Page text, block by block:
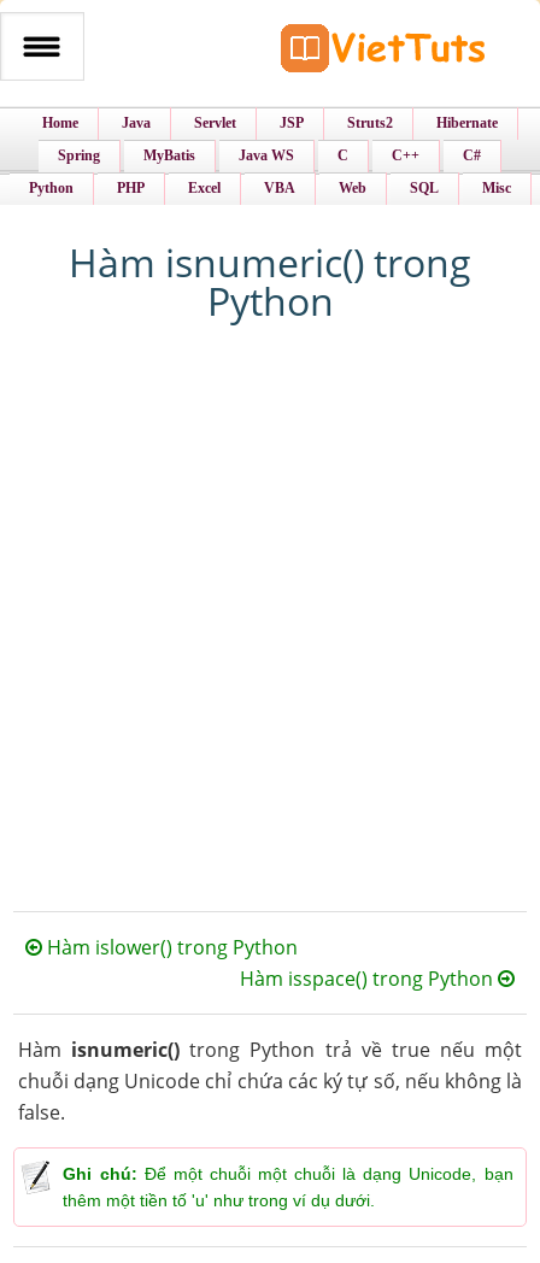
Home Java Servlet JSP Struts2
Hibernate
Spring
MyBatis Java WS C C++
C#
Python
PHP Excel VBA Web SQL Misc
Hàm isnumeric() trong
Python
Hàm islower() trong Python
Hàm isspace() trong Python
Hàm isnumeric()trong Python trả về true nếu một
chuỗi dạng Unicode chỉ chứa các ký tự số, nếu không là
false.
Ghi chú: Để một chuỗi một chuỗi là dạng Unicode, bạn
thêm một tiền tố 'u' như trong ví dụ dưới.